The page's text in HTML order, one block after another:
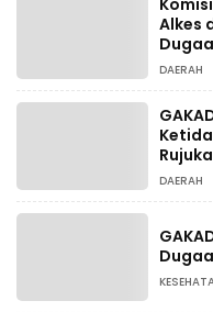
Alkes
DAERAH
DAERAH